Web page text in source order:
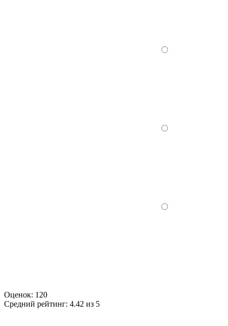
Оценок: 120
Средний рейтинг: 4.42 из 5